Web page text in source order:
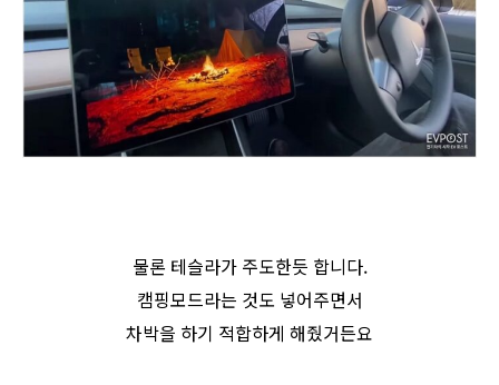
물론 테슬라가 주도한듯 합니다.
캠핑모드라는 것도 넣어주면서
차박을 하기 적합하게 해줬거든요